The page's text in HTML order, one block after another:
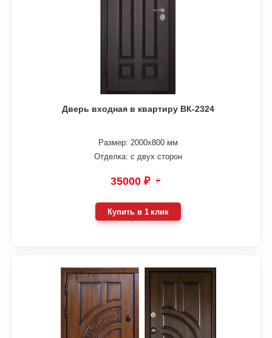
Дверь входная в квартиру ВК-2324
Размер: 2000х800 мм
Отделка: с двух сторон
35000 ₽ ₽
Купить в 1 клик